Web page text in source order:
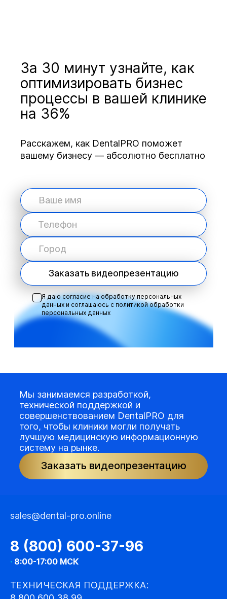
За 30 минут узнайте, как
оптимизировать бизнес
процессы в вашей клинике
на 36%
Расскажем, как DentalPRO поможет
вашему бизнесу — абсолютно бесплатно
Заказать видеопрезентацию
Я даю согласие на обработку персональных
данных и соглашаюсь с политикой обработки
персональных данных
Мы занимаемся разработкой,
технической поддержкой и
совершенствованием DentalPRO для
того, чтобы клиники могли получать
лучшую медицинскую информационную
систему на рынке.
Заказать видеопрезентацию
sales@dental-pro.online
8 (800) 600-37-96
· 8:00-17:00 МСК
ТЕХНИЧЕСКАЯ ПОДДЕРЖКА: